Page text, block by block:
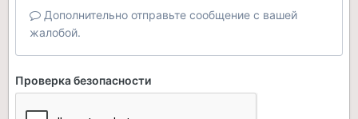
Дополнительно отправьте сообщение с вашей
жалобой.
Проверка безопасности